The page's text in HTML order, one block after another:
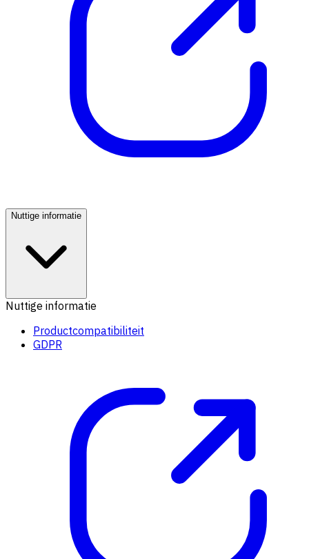
Nuttige informatie
Nuttige informatie
Productcompatibiliteit
GDPR